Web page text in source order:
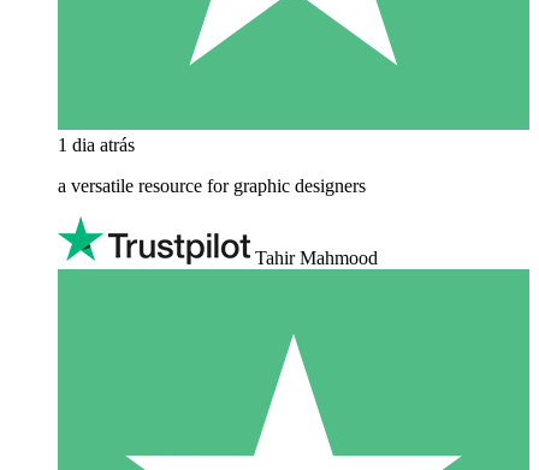
1 dia atrás
a versatile resource for graphic designers
Tahir Mahmood